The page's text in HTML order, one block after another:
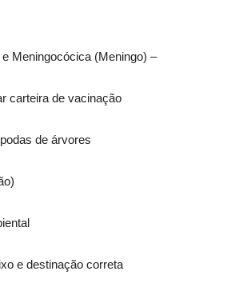
Meningocócica (Meningo) –
carteira de vacinação
de árvores
e destinação correta